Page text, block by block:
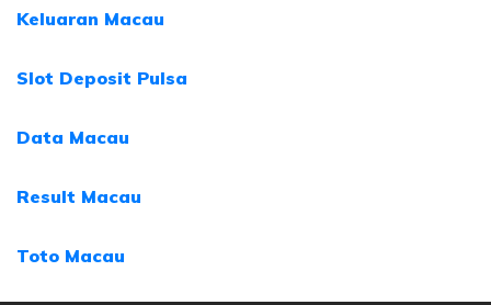
Keluaran Macau
Slot Deposit Pulsa
Data Macau
Result Macau
Toto Macau